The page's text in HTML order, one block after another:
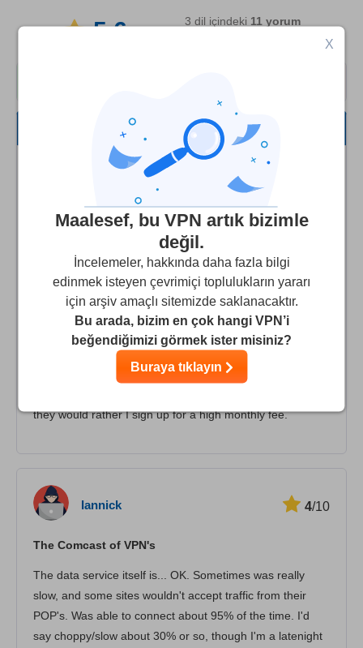
5.6 3 dil içindeki 11 yorum
Hepsi
Hız
Güvenlik
Müşteri hizmetleri
Bandwidth package lost, customer service won't
I had a nice fixed bandwidth package that would have
lasted me for years. Because I accidentally signed up for
a trial account, my bandwidth package was removed from
my account (they admitted that this is a bug in their
website) They refuse to reinstate my bandwidth package,
saying that it is impossible (with all their expertise, I find
they would rather I sign up for a high monthly fee.
Iannick 4/10
The Comcast of VPN's
The data service itself is... OK. Sometimes was really
slow, and some sites wouldn't accept traffic from their
POP's. Was able to connect about 95% of the time. I'd
say choppy/slow about 30% or so, though I'm a latenight
X
Maalesef, bu VPN artık bizimle
değil.
İncelemeler, hakkında daha fazla bilgi
edinmek isteyen çevrimiçi toplulukların yararı
için arşiv amaçlı sitemizde saklanacaktır.
Bu arada, bizim en çok hangi VPN’i
beğendiğimizi görmek ister misiniz?
Buraya tıklayın